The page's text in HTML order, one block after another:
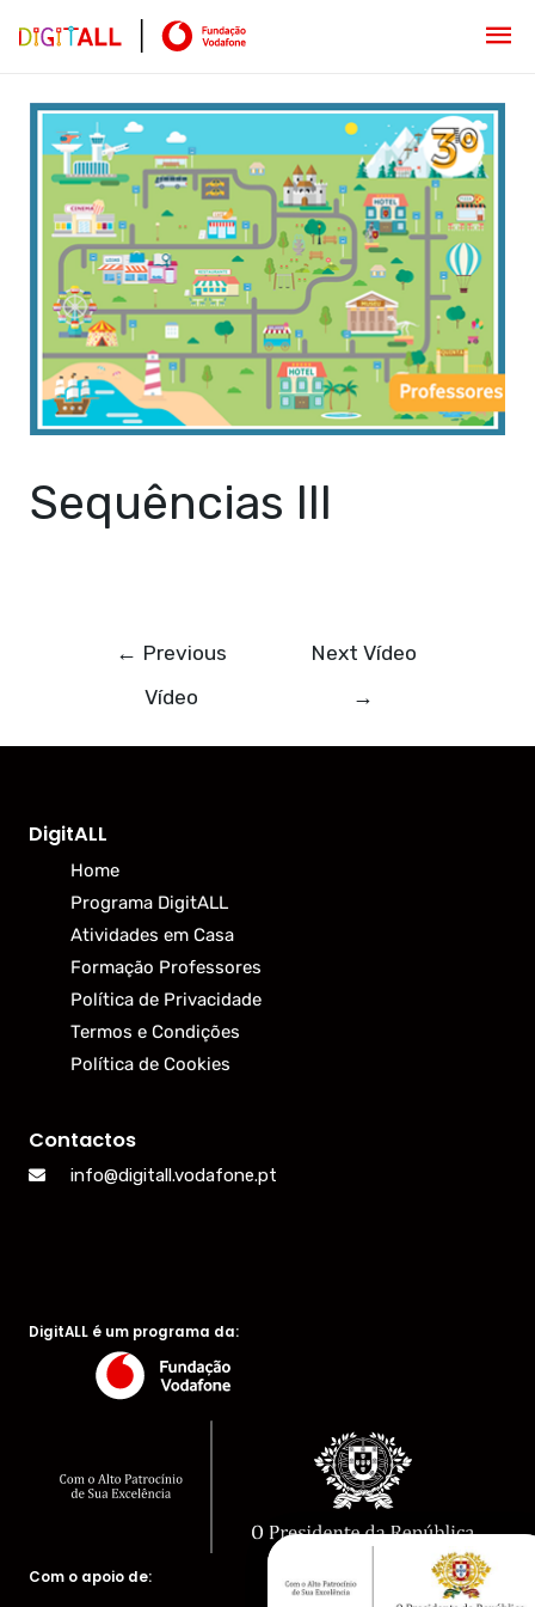
Sequências III
← Previous
Vídeo
Next Vídeo
→
DigitALL
Home
Programa DigitALL
Atividades em Casa
Formação Professores
Política de Privacidade
Termos e Condições
Política de Cookies
Contactos
info@digitall.vodafone.pt
DigitALL é um programa da:
Com o apoio de: